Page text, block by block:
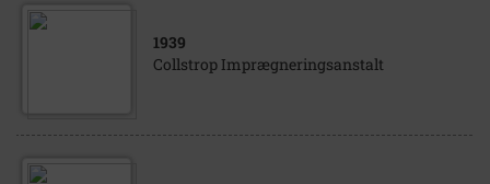
1939
Collstrop Imprægneringsanstalt